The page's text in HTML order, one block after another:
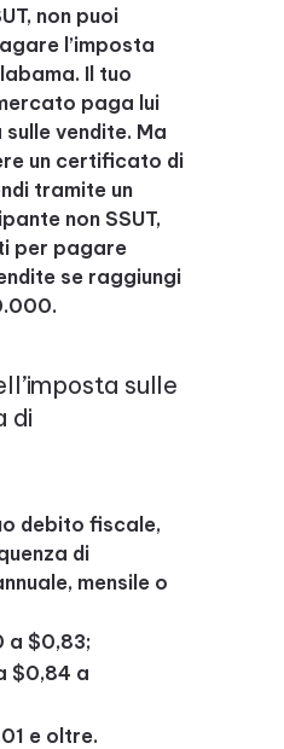
non puoi
l’imposta
Il tuo
paga lui
vendite. Ma
un certificato di
tramite un
non SSUT,
per pagare
se raggiungi
sulle
di
debito fiscale,
di
mensile o
a $0,83;
$0,84 a
e oltre.